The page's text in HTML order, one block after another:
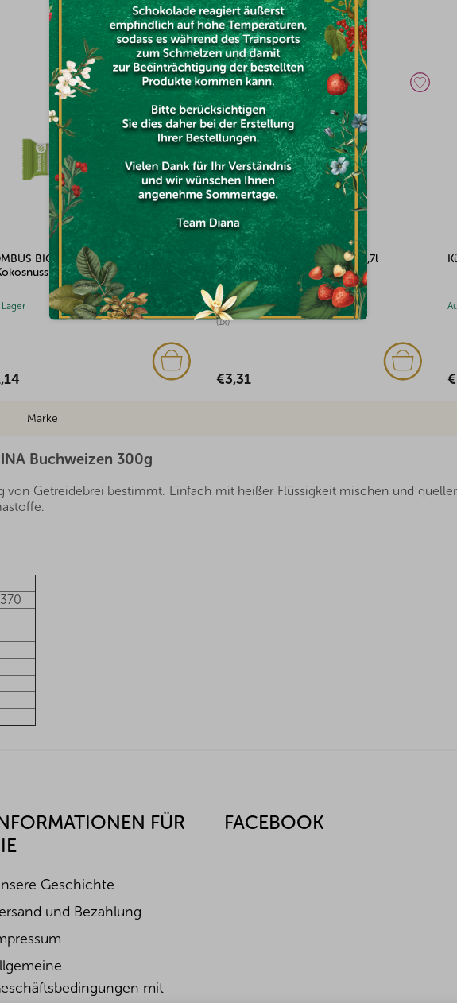
DAS KÖNNTE SIE INTERESSIEREN
Johannisbeere
Moštěnický Sirup Blaubeere 0,7l
(1x)
Auf Lager
Kürbiskerne
Auf Lager
Marke
Buchweizen 300g
von Getreidebrei bestimmt. Einfach mit heißer Flüssigkeit mischen und
FÜR
Geschichte
und Bezahlung
mit
FACEBOOK